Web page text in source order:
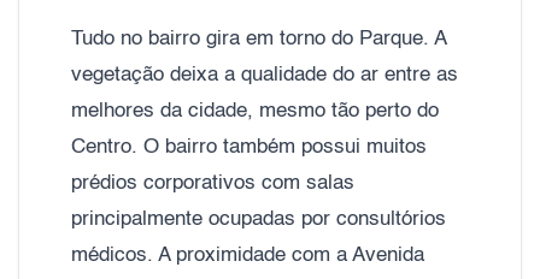
Tudo no bairro gira em torno do Parque. A
vegetação deixa a qualidade do ar entre as
melhores da cidade, mesmo tão perto do
Centro. O bairro também possui muitos
prédios corporativos com salas
principalmente ocupadas por consultórios
médicos. A proximidade com a Avenida